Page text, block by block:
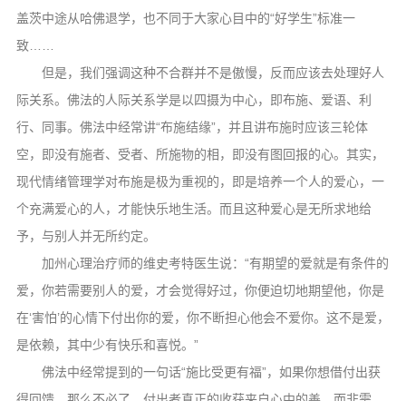
盖茨中途从哈佛退学，也不同于大家心目中的“好学生”标准一
致……
但是，我们强调这种不合群并不是傲慢，反而应该去处理好人
际关系。佛法的人际关系学是以四摄为中心，即布施、爱语、利
行、同事。佛法中经常讲“布施结缘”，并且讲布施时应该三轮体
空，即没有施者、受者、所施物的相，即没有图回报的心。其实，
现代情绪管理学对布施是极为重视的，即是培养一个人的爱心，一
个充满爱心的人，才能快乐地生活。而且这种爱心是无所求地给
予，与别人并无所约定。
加州心理治疗师的维史考特医生说：“有期望的爱就是有条件的
爱，你若需要别人的爱，才会觉得好过，你便迫切地期望他，你是
在‘害怕’的心情下付出你的爱，你不断担心他会不爱你。这不是爱，
是依赖，其中少有快乐和喜悦。”
佛法中经常提到的一句话“施比受更有福”，如果你想借付出获